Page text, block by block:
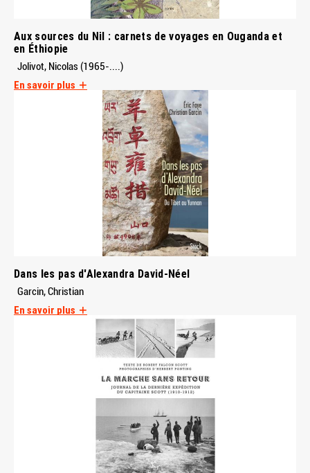
Aux sources du Nil : carnets de voyages en Ouganda et
en Éthiopie
Jolivot, Nicolas (1965-....)
En savoir plus
Dans les pas d'Alexandra David-Néel
Garcin, Christian
En savoir plus